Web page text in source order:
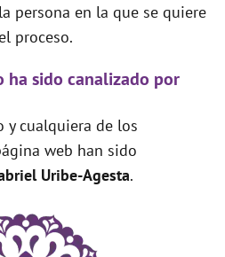
persona en la que se quiere
proceso.
ha sido canalizado por
y cualquiera de los
web han sido
Uribe-Agesta.